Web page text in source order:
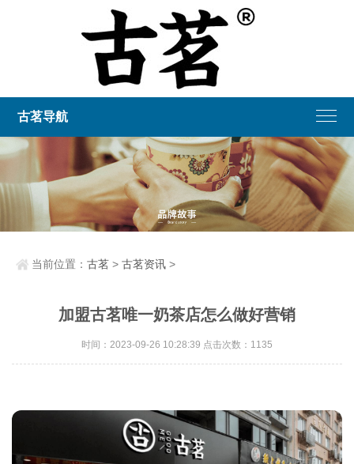
古茗导航
当前位置：古茗 >古茗资讯 >
加盟古茗唯一奶茶店怎么做好营销
时间：2023-09-26 10:28:39 点击次数：1135